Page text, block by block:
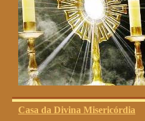
Casa da Divina Misericórdia